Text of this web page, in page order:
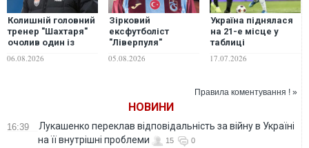
Колишній головний
тренер "Шахтаря"
очолив один із
найкращих клубів
Саудівської Аравії
06.08.2026
Зірковий
ексфутболіст
"Ліверпуля"
Мохамед Салах
став
05.08.2026
Україна піднялася
на 21-е місце у
таблиці
коефіцієнтів УЄФА
17.07.2026
Правила коментування ! »
НОВИНИ
16:39
Лукашенко переклав відповідальність за війну в Україні
на її внутрішні проблеми
15 0